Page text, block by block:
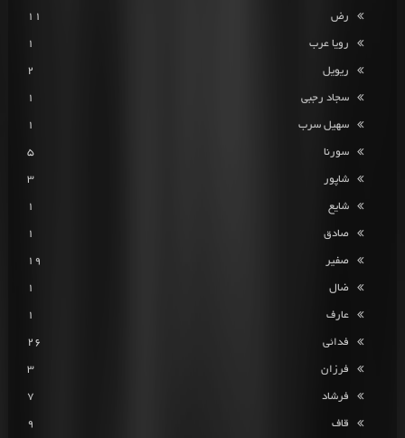
رض 11
رویا عرب 1
ریویل 2
سجاد رجبی 1
سهیل سرب 1
سورنا 5
شاپور 3
شایع 1
صادق 1
صفیر 19
ضال 1
عارف 1
فدائی 26
فرزان 3
فرشاد 7
قاف 9